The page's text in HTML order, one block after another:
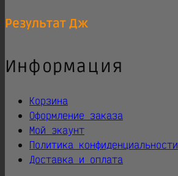
Результат Дж
Информация
Корзина
Оформление заказа
Мой экаунт
Политика конфиденциальности
Доставка и оплата